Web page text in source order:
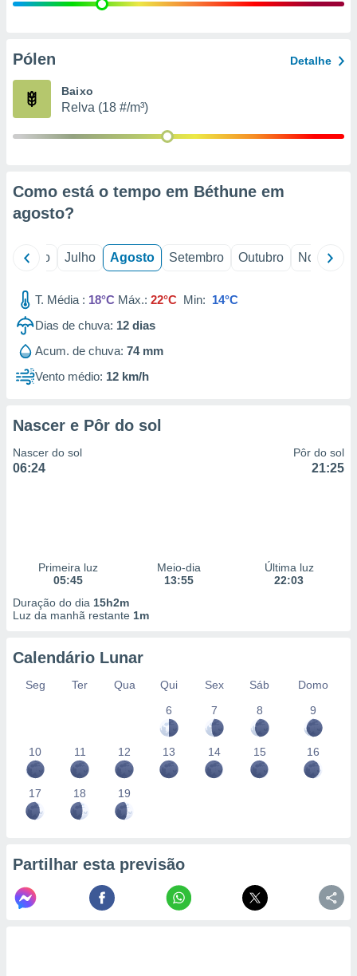
e
de
Pólen Detalhe
Baixo
Relva (18 #/m³)
Como está o tempo em Béthune em
agosto?
Junho Julho Agosto Setembro Outubro Novembro
T. Média : 18°C Máx.: 22°C Min: 14°C
Dias de chuva: 12 dias
Acum. de chuva: 74 mm
Vento médio: 12 km/h
Nascer e Pôr do sol
Nascer do sol
06:24
Pôr do sol
21:25
Primeira luz
05:45
Meio-dia
13:55
Última luz
22:03
Duração do dia 15h2m
Luz da manhã restante 1m
Calendário Lunar
Seg Ter Qua Qui Sex Sáb
Domo
6
7 8 9
10 11 12 13 14 15 16
17 18 19
Partilhar esta previsão